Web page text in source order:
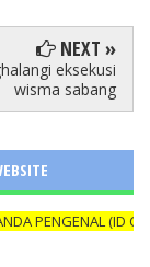
NEXT »
eksekusi
wisma sabang
(ID